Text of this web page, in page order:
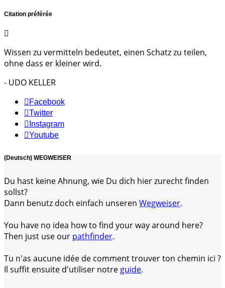
Citation préférée
Wissen zu vermitteln bedeutet, einen Schatz zu teilen,
ohne dass er kleiner wird.
- UDO KELLER
Facebook
Twitter
Instagram
Youtube
(Deutsch) WEGWEISER
Du hast keine Ahnung, wie Du dich hier zurecht finden
sollst?
Dann benutz doch einfach unseren Wegweiser.
You have no idea how to find your way around here?
Then just use our pathfinder.
Tu n'as aucune idée de comment trouver ton chemin ici ?
Il suffit ensuite d'utiliser notre guide.